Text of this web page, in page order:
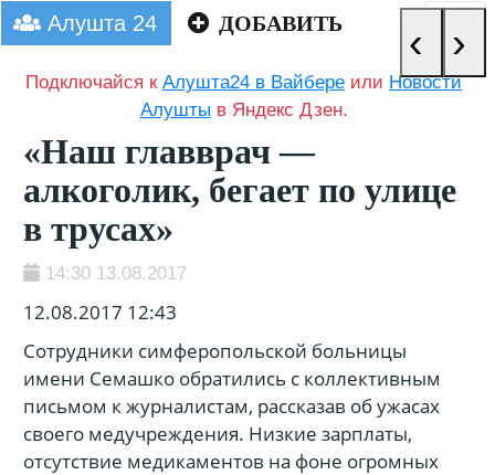
Алушта 24 ДОБАВИТЬ
Подключайся кАлушта24 в Вайбере или Новости
Алушты в Яндекс Дзен.
«Наш главврач —
алкоголик, бегает по улице
в трусах»
14:30 13.08.2017
12.08.2017 12:43
Сотрудники симферопольской больницы
имени Семашко обратились с коллективным
письмом к журналистам, рассказав об ужасах
своего медучреждения. Низкие зарплаты,
отсутствие медикаментов на фоне огромных
‹ ›